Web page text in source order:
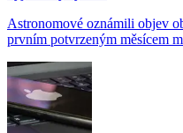
Astronomové oznámili objev
prvním potvrzeným měsícem